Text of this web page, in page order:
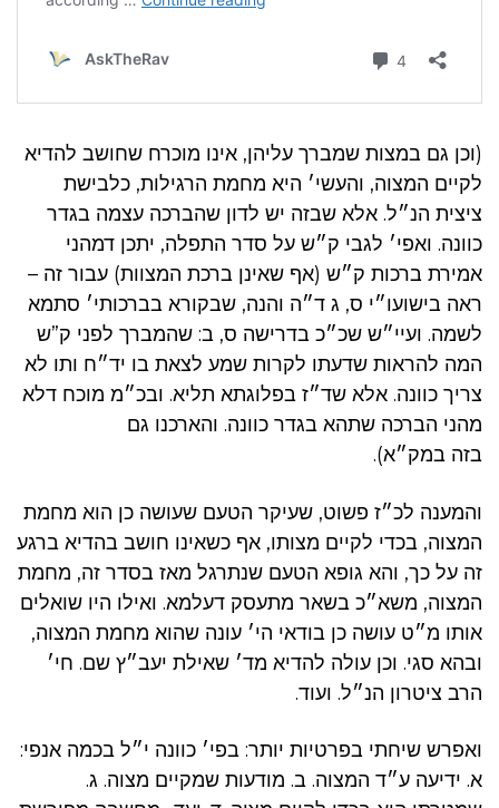
(וכן גם במצות שמברך עליהן, אינו מוכרח שחושב להדיא
לקיים המצוה, והעשי׳ היא מחמת הרגילות, כלבישת
ציצית הנ״ל. אלא שבזה יש לדון שהברכה עצמה בגדר
כוונה. ואפי׳ לגבי ק״ש על סדר התפלה, יתכן דמהני
אמירת ברכות ק״ש (אף שאינן ברכת המצוות) עבור זה –
ראה בישועו״י ס, ג ד״ה והנה, שבקורא בברכותי׳ סתמא
לשמה. ועיי״ש שכ״כ בדרישה ס, ב: שהמברך לפני ק”ש
המה להראות שדעתו לקרות שמע לצאת בו יד״ח ותו לא
צריך כוונה. אלא שד״ז בפלוגתא תליא. ובכ״מ מוכח דלא
מהני הברכה שתהא בגדר כוונה. והארכנו גם
בזה במק״א).
והמענה לכ״ז פשוט, שעיקר הטעם שעושה כן הוא מחמת
המצוה, בכדי לקיים מצותו, אף כשאינו חושב בהדיא ברגע
זה על כך, והא גופא הטעם שנתרגל מאז בסדר זה, מחמת
המצוה, משא״כ בשאר מתעסק דעלמא. ואילו היו שואלים
אותו מ״ט עושה כן בודאי הי׳ עונה שהוא מחמת המצוה,
ובהא סגי. וכן עולה להדיא מד׳ שאילת יעב״ץ שם. חי׳
הרב ציטרון הנ״ל. ועוד.
ואפרש שיחתי בפרטיות יותר: בפי׳ כוונה י״ל בכמה אנפי:
א. ידיעה ע״ד המצוה. ב. מודעות שמקיים מצוה. ג.